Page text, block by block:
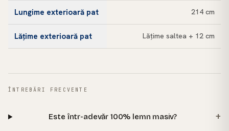
Lungime exterioară pat 214 cm
Lățime exterioară pat Lățime saltea + 12 cm
ÎNTREBĂRI FRECVENTE
Este într-adevăr 100% lemn masiv? +